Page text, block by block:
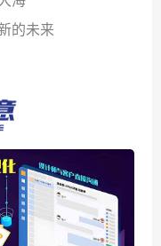
的未来